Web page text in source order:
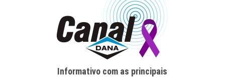
Informativo com as principais